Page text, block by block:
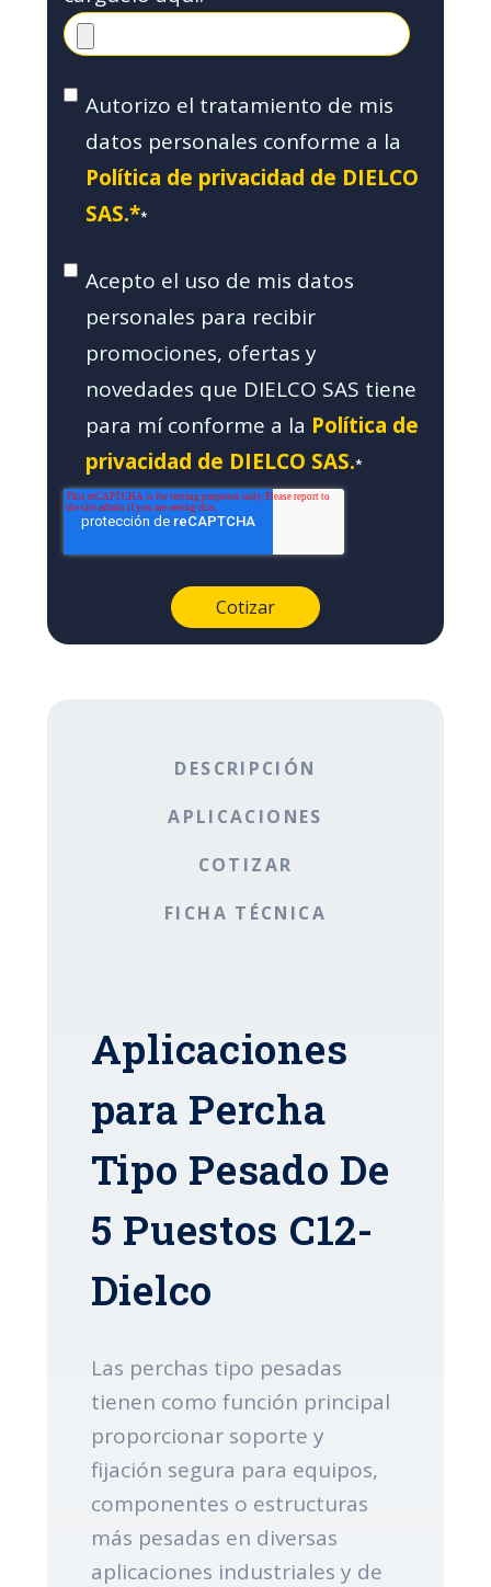
Autorizo el tratamiento de mis
datos personales conforme a la
Política de privacidad de DIELCO
SAS.**
Acepto el uso de mis datos
personales para recibir
promociones, ofertas y
novedades que DIELCO SAS tiene
para mí conforme a la Política de
privacidad de DIELCO SAS.*
DESCRIPCIÓN
APLICACIONES
COTIZAR
FICHA TÉCNICA
Aplicaciones
para Percha
Tipo Pesado De
5 Puestos C12-
Dielco
Las perchas tipo pesadas
tienen como función principal
proporcionar soporte y
fijación segura para equipos,
componentes o estructuras
más pesadas en diversas
aplicaciones industriales y de